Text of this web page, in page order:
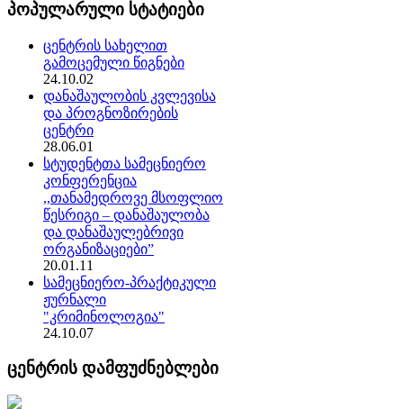
პოპულარული სტატიები
ცენტრის სახელით
გამოცემული წიგნები
24.10.02
დანაშაულობის კვლევისა
და პროგნოზირების
ცენტრი
28.06.01
სტუდენტთა სამეცნიერო
კონფერენცია
,,თანამედროვე მსოფლიო
წესრიგი – დანაშაულობა
და დანაშაულებრივი
ორგანიზაციები”
20.01.11
სამეცნიერო-პრაქტიკული
ჟურნალი
"კრიმინოლოგია"
24.10.07
ცენტრის დამფუძნებლები